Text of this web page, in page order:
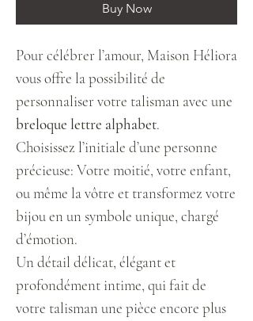
Buy Now
Pour célébrer l’amour, Maison Héliora
vous offre la possibilité de
personnaliser votre talisman avec une
breloque lettre alphabet.
Choisissez l’initiale d’une personne
précieuse: Votre moitié, votre enfant,
ou même la vôtre et transformez votre
bijou en un symbole unique, chargé
d’émotion.
Un détail délicat, élégant et
profondément intime, qui fait de
votre talisman une pièce encore plus